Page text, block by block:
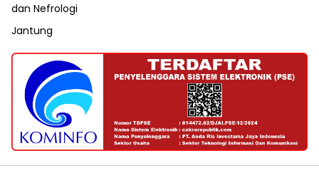
dan Nefrologi
Jantung